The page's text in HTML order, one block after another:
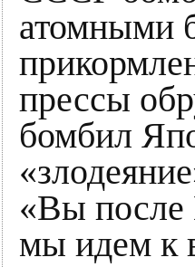
атомными
прессы
бомбил
«Вы после
мы идем к